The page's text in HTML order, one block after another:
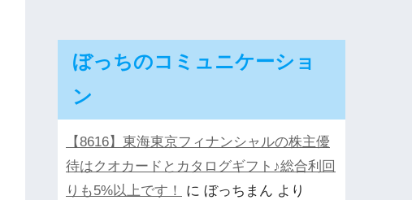
ぼっちのコミュニケーショ
ン
【8616】東海東京フィナンシャルの株主優
待はクオカードとカタログギフト♪総合利回
りも5%以上です！
に ぼっちまん より